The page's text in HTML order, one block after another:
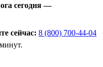
сегодня —
сейчас: 8 (800) 700-44-04